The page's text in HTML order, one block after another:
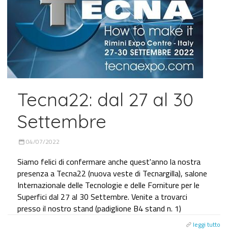
Tecna22: dal 27 al 30
Settembre
04/07/2022
Siamo felici di confermare anche quest'anno la nostra
presenza a Tecna22 (nuova veste di Tecnargilla), salone
Internazionale delle Tecnologie e delle Forniture per le
Superfici dal 27 al 30 Settembre. Venite a trovarci
presso il nostro stand (padiglione B4 stand n. 1)
leggi tutto